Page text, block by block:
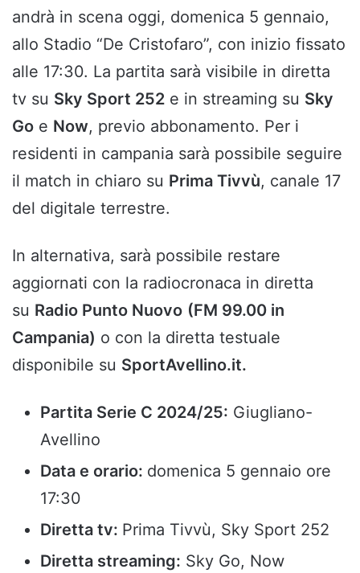
andrà in scena oggi, domenica 5 gennaio,
allo Stadio “De Cristofaro”, con inizio fissato
alle 17:30. La partita sarà visibile in diretta
tv su Sky Sport 252 e in streaming su Sky
Go e Now, previo abbonamento. Per i
residenti in campania sarà possibile seguire
il match in chiaro su Prima Tivvù, canale 17
del digitale terrestre.
In alternativa, sarà possibile restare
aggiornati con la radiocronaca in diretta
su Radio Punto Nuovo (FM 99.00 in
Campania) o con la diretta testuale
disponibile su SportAvellino.it.
Partita Serie C 2024/25: Giugliano-
Avellino
Data e orario: domenica 5 gennaio ore
17:30
Diretta tv: Prima Tivvù, Sky Sport 252
Diretta streaming: Sky Go, Now